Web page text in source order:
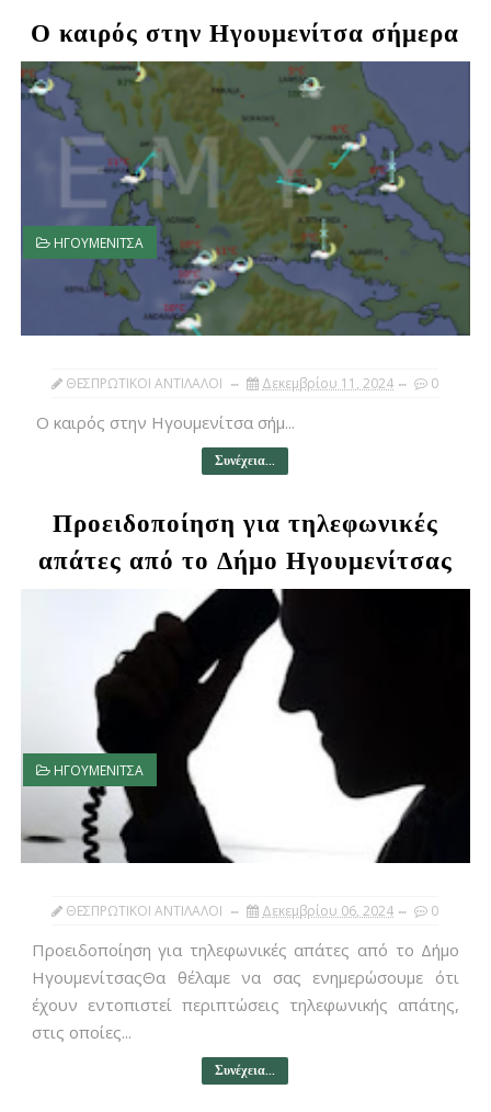
Ο καιρός στην Ηγουμενίτσα σήμερα
ΗΓΟΥΜΕΝΙΤΣΑ
ΘΕΣΠΡΩΤΙΚΟΙ ΑΝΤΙΛΑΛΟΙ Δεκεμβρίου 11, 2024 0
Ο καιρός στην Ηγουμενίτσα σήμ...
Συνέχεια...
Προειδοποίηση για τηλεφωνικές
απάτες από το Δήμο Ηγουμενίτσας
ΗΓΟΥΜΕΝΙΤΣΑ
ΘΕΣΠΡΩΤΙΚΟΙ ΑΝΤΙΛΑΛΟΙ Δεκεμβρίου 06, 2024 0
Προειδοποίηση για τηλεφωνικές απάτες από το Δήμο
ΗγουμενίτσαςΘα θέλαμε να σας ενημερώσουμε ότι
έχουν εντοπιστεί περιπτώσεις τηλεφωνικής απάτης,
στις οποίες...
Συνέχεια...